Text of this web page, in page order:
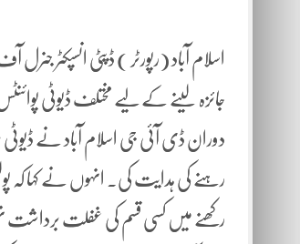
اسلام آباد (رپورٹر ) ڈپٹی انسپکٹر
جائزہ لینے کے لیے مختلف ڈیوٹی
دوران ڈی آئی جی اسلام آباد نے ڈیوٹی
رہنے کی ہدایت کی۔ انہوں نے کہا کہ
رکھنے میں کسی قسم کی غفلت برداشت